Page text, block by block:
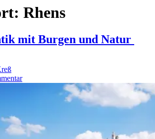
Rhens
mit Burgen und Natur